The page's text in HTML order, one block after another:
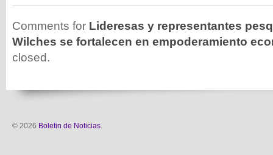
Comments for Lideresas y representantes
Wilches se fortalecen en empoderamiento
closed.
© 2026 Boletin de Noticias.